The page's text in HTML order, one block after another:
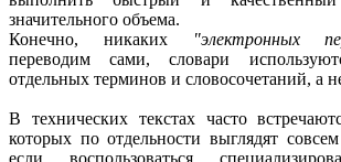
значительного объема.
Конечно, никаких
"электронных
переводим сами, словари
отдельных терминов и словосочетаний, а
В технических текстах часто
которых по отдельности выглядят
если воспользоваться